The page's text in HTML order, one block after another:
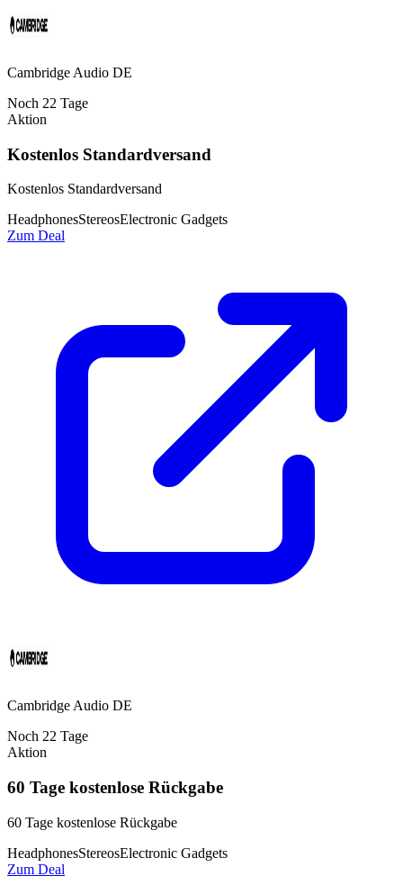
Cambridge Audio DE
Noch 22 Tage
Aktion
Kostenlos Standardversand
Kostenlos Standardversand
HeadphonesStereosElectronic Gadgets
Zum Deal
Cambridge Audio DE
Noch 22 Tage
Aktion
60 Tage kostenlose Rückgabe
60 Tage kostenlose Rückgabe
HeadphonesStereosElectronic Gadgets
Zum Deal